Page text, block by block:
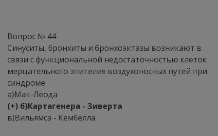
Вопрос № 44
Синуситы, бронхиты и бронхоэктазы возникают в
связи с функциональной недостаточностью клеток
мерцательного эпителия воздухоносных путей при
синдроме
а)Мак-Леода
(+) б)Картагенера - Зиверта
в)Вильямса - Кембелла